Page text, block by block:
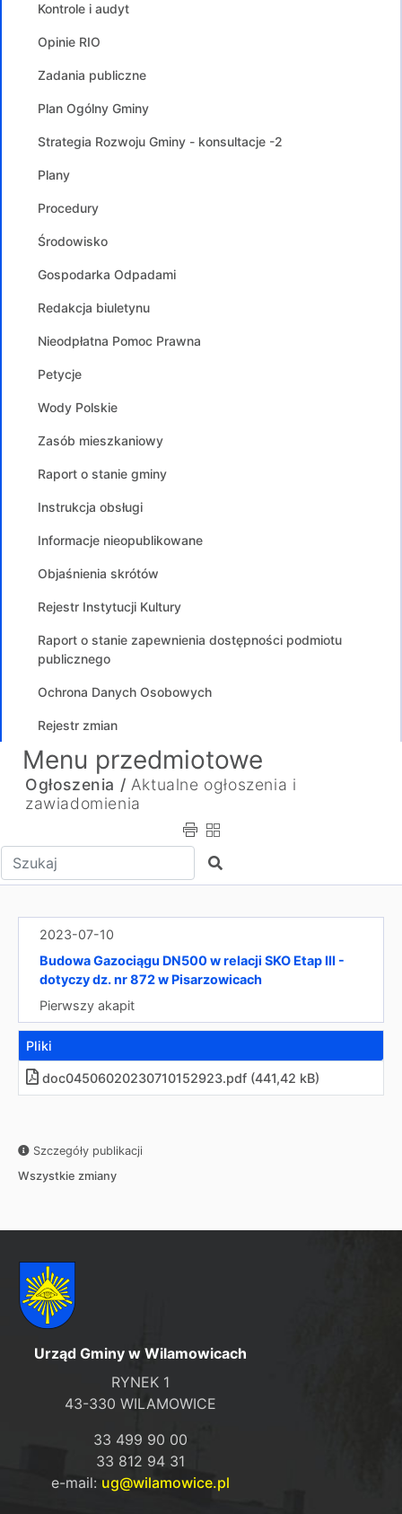
Kontrole i audyt
Opinie RIO
Zadania publiczne
Plan Ogólny Gminy
Strategia Rozwoju Gminy - konsultacje -2
Plany
Procedury
Środowisko
Gospodarka Odpadami
Redakcja biuletynu
Nieodpłatna Pomoc Prawna
Petycje
Wody Polskie
Zasób mieszkaniowy
Raport o stanie gminy
Instrukcja obsługi
Informacje nieopublikowane
Objaśnienia skrótów
Rejestr Instytucji Kultury
Raport o stanie zapewnienia dostępności podmiotu
publicznego
Ochrona Danych Osobowych
Rejestr zmian
Menu przedmiotowe
Ogłoszenia / Aktualne ogłoszenia i
zawiadomienia
Wpisz tekst do wyszukania Szukaj
2023-07-10
Budowa Gazociągu DN500 w relacji SKO Etap III -
dotyczy dz. nr 872 w Pisarzowicach
Pierwszy akapit
Pliki
doc04506020230710152923.pdf (441,42 kB)
Szczegóły publikacji
Wszystkie zmiany
Urząd Gminy w Wilamowicach
RYNEK 1
43-330 WILAMOWICE
33 499 90 00
33 812 94 31
e-mail: ug@wilamowice.pl